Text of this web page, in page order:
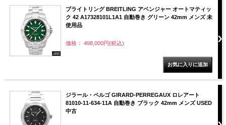
ブライトリング BREITLING アベンジャー オートマティッ
ク 42 A17328101L1A1 自動巻き グリーン 42mm メンズ 未
使用品
価格： 498,000円(税込)
ジラール・ペルゴ GIRARD-PERREGAUX ロレアート
81010-11-634-11A 自動巻き ブラック 42mm メンズ USED
中古